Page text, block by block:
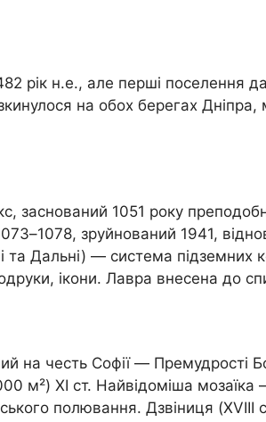
рік н.е., але перші поселення
на обох берегах
заснований 1051 року
зруйнований 1941,
та Дальні) — система
ікони. Лавра внесена до
на честь Софії — Премудрості
м²) XI ст. Найвідоміша
полювання. Дзвіниця